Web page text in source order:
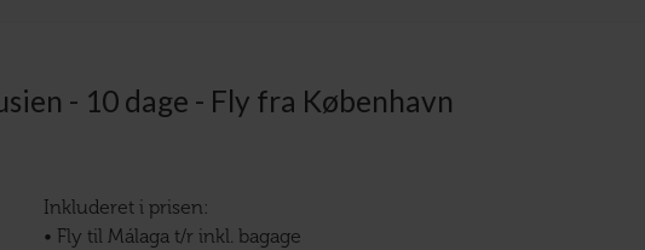
- 10 dage - Fly fra København
Inkluderet i prisen:
• Fly til Málaga t/r inkl. bagage